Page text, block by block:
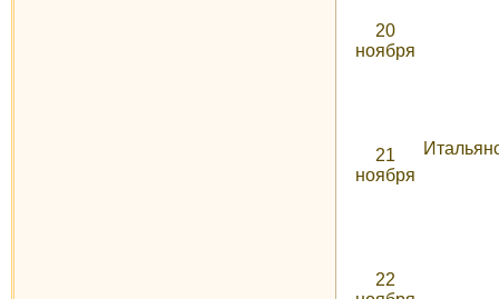
20
ноября
21
ноября
22